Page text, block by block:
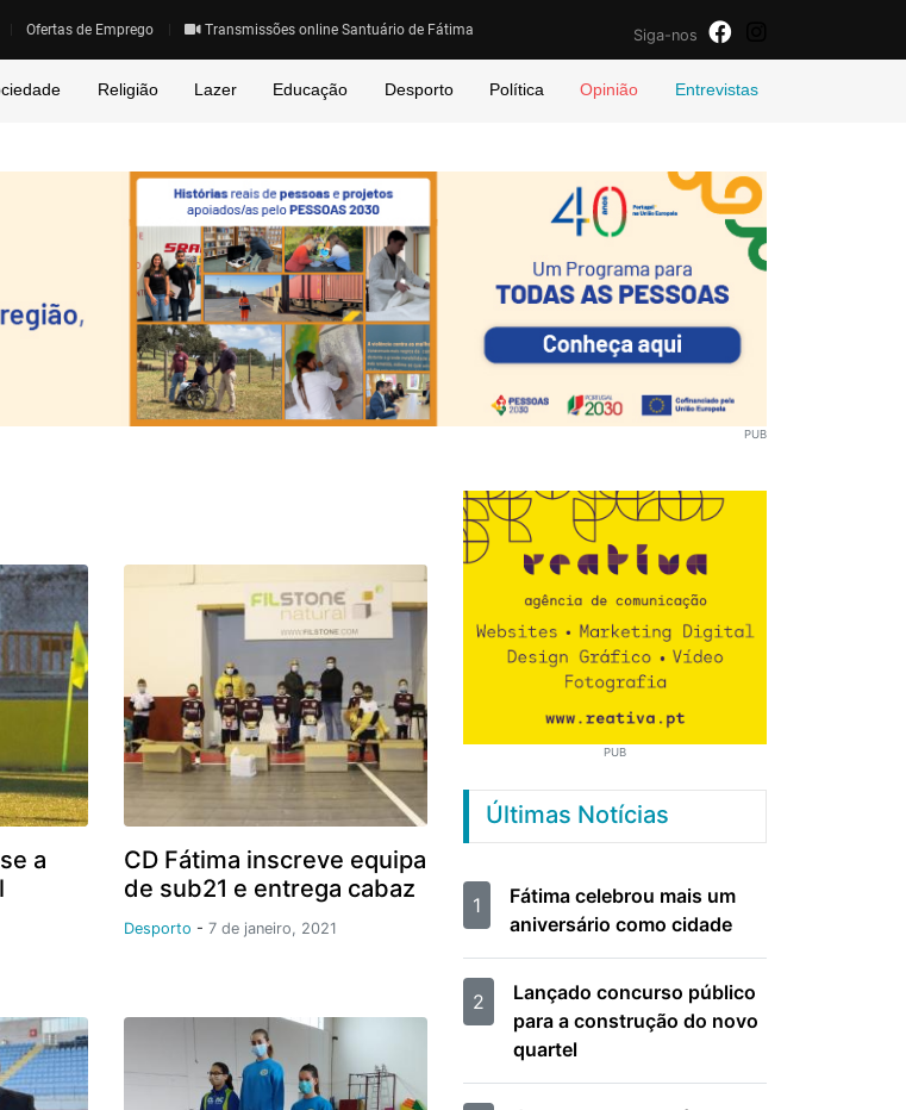
Ofertas de Emprego Transmissões online Santuário de Fátima Siga-nos
Religião Lazer Educação Desporto Política Opinião Entrevistas
PUB
a
CD Fátima inscreve equipa
de sub21 e entrega cabaz
Desporto - 7 de janeiro, 2021
PUB
Últimas Notícias
1
Fátima celebrou mais um
aniversário como cidade
2
Lançado concurso público
para a construção do novo
quartel